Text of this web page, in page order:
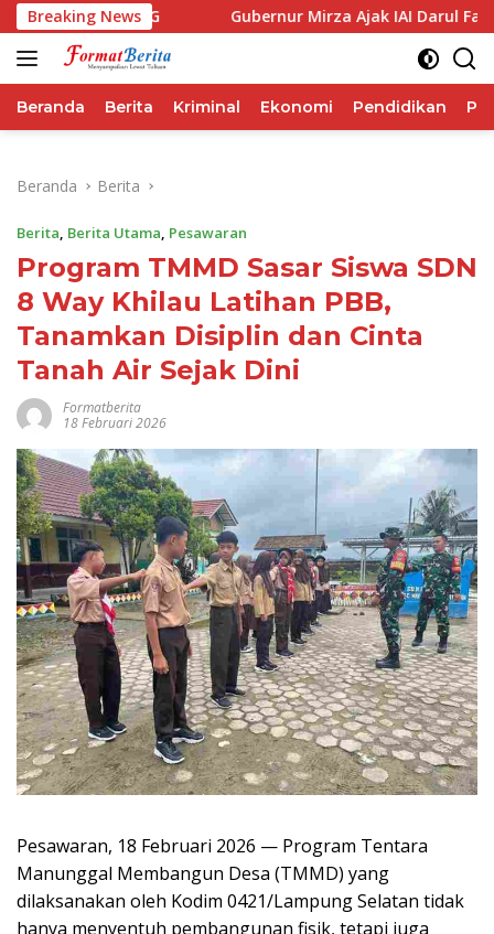
Langsung
ke
konten
Breaking News
IHSG Gubernur Mirza Ajak IAI Darul Fattah
Beranda Berita Kriminal Ekonomi Pendidikan
Beranda Berita
Berita, Berita Utama, Pesawaran
Program TMMD Sasar Siswa SDN
8 Way Khilau Latihan PBB,
Tanamkan Disiplin dan Cinta
Tanah Air Sejak Dini
Formatberita
18 Februari 2026
Pesawaran, 18 Februari 2026 — Program Tentara
Manunggal Membangun Desa (TMMD) yang
dilaksanakan oleh Kodim 0421/Lampung Selatan tidak
hanya menyentuh pembangunan fisik, tetapi juga